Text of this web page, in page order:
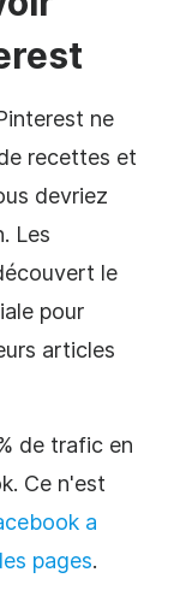
ne
recettes et
devriez
Les
le
pour
articles
de trafic en
. Ce n'est
a
pages.